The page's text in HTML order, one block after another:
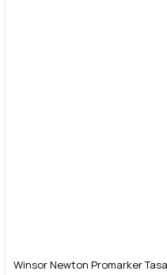
Winsor Newton Promarker